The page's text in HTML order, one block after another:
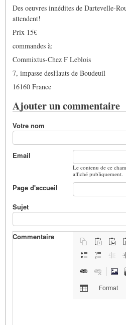
Des oeuvres innédites de Dartevelle-
attendent!
Prix 15€
commandes à:
Commixtus-Chez F Leblois
7, impasse desHauts de Boudeuil
16160 France
Ajouter un commentaire
Votre nom
Email
Le contenu de ce
affiché publiquement.
Page d'accueil
Sujet
Commentaire
Format